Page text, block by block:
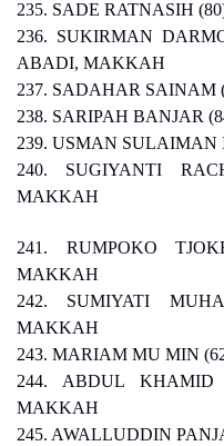
235. SADE RATNASIH
236. SUKIRMAN
ABADI, MAKKAH
237. SADAHAR SAINAM
238. SARIPAH BANJAR
239. USMAN
240. SUGIYANTI
MAKKAH
241. RUMPOKO
MAKKAH
242. SUMIYATI
MAKKAH
243. MARIAM MU MIN
244. ABDUL KHAMID
MAKKAH
245. AWALLUDDIN